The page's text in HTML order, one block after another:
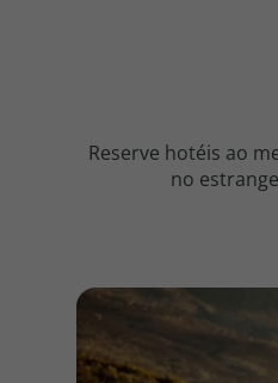
Reserve hotéis ao
no